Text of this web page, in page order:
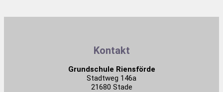
Kontakt
Grundschule Riensförde
Stadtweg 146a
21680 Stade